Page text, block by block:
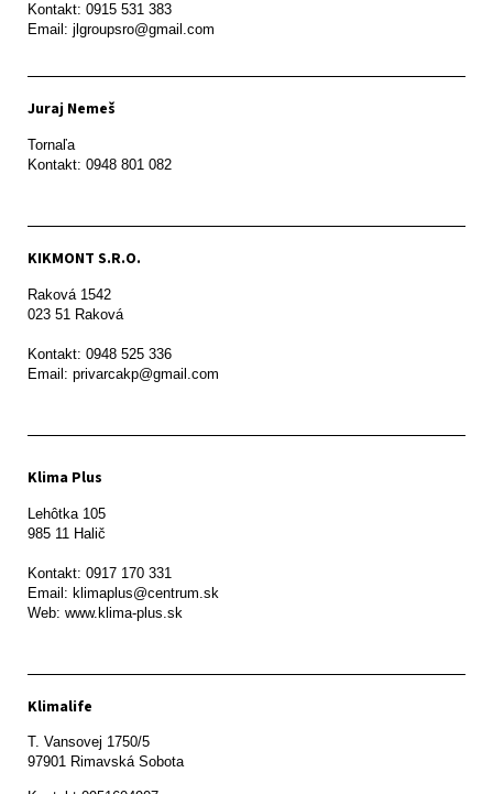
Kontakt: 0915 531 383
Email: jlgroupsro@gmail.com
Juraj Nemeš
Tornaľa
Kontakt: 0948 801 082
KIKMONT S.R.O.
Raková 1542
023 51 Raková
Kontakt: 0948 525 336
Email: privarcakp@gmail.com
Klima Plus
Lehôtka 105
985 11 Halič
Kontakt: 0917 170 331
Email: klimaplus@centrum.sk
Klimalife
T. Vansovej 1750/5
97901 Rimavská Sobota